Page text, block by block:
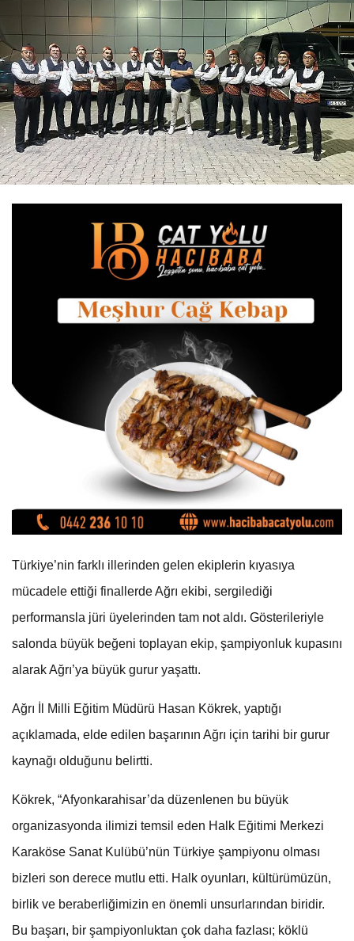
Türkiye’nin farklı illerinden gelen ekiplerin kıyasıya
mücadele ettiği finallerde Ağrı ekibi, sergilediği
performansla jüri üyelerinden tam not aldı. Gösterileriyle
salonda büyük beğeni toplayan ekip, şampiyonluk kupasını
alarak Ağrı’ya büyük gurur yaşattı.
Ağrı İl Milli Eğitim Müdürü Hasan Kökrek, yaptığı
açıklamada, elde edilen başarının Ağrı için tarihi bir gurur
kaynağı olduğunu belirtti.
Kökrek, “Afyonkarahisar’da düzenlenen bu büyük
organizasyonda ilimizi temsil eden Halk Eğitimi Merkezi
Karaköse Sanat Kulübü’nün Türkiye şampiyonu olması
bizleri son derece mutlu etti. Halk oyunları, kültürümüzün,
birlik ve beraberliğimizin en önemli unsurlarından biridir.
Bu başarı, bir şampiyonluktan çok daha fazlası; köklü